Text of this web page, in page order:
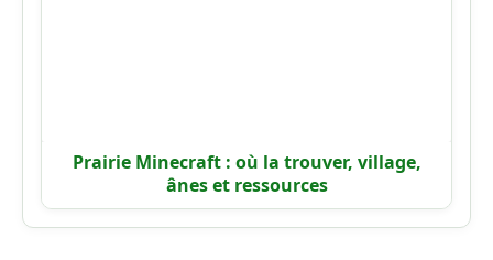
Prairie Minecraft : où la trouver, village,
ânes et ressources